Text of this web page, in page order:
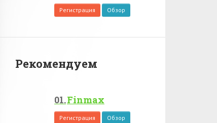
Регистрация Обзор
Рекомендуем
Finmax
Регистрация Обзор